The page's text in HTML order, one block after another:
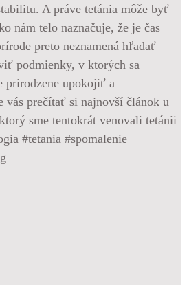
A práve tetánia môže byť
nám telo naznačuje, že je čas
preto neznamená hľadať
podmienky, v ktorých sa
prirodzene upokojiť a
vás prečítať si najnovší článok u
sme tentokrát venovali tetánii
#tetania #spomalenie